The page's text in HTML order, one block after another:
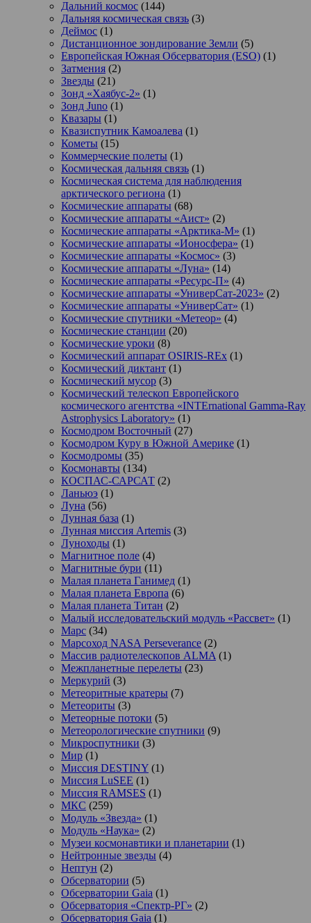
Дальний космос (144)
Дальняя космическая связь (3)
Деймос (1)
Дистанционное зондирование Земли (5)
Европейская Южная Обсерватория (ESO) (1)
Затмения (2)
Звезды (21)
Зонд «Хаябус-2» (1)
Зонд Juno (1)
Квазары (1)
Квазиспутник Камоалева (1)
Кометы (15)
Коммерческие полеты (1)
Космическая дальняя связь (1)
Космическая система для наблюдения
арктического региона (1)
Космические аппараты (68)
Космические аппараты «Аист» (2)
Космические аппараты «Арктика-М» (1)
Космические аппараты «Ионосфера» (1)
Космические аппараты «Космос» (3)
Космические аппараты «Луна» (14)
Космические аппараты «Ресурс-П» (4)
Космические аппараты «УниверСат-2023» (2)
Космические аппараты «УниверСат» (1)
Космические спутники «Метеор» (4)
Космические станции (20)
Космические уроки (8)
Космический аппарат OSIRIS-REx (1)
Космический диктант (1)
Космический мусор (3)
Космический телескоп Европейского
космического агентства «INTErnational Gamma-Ray
Astrophysics Laboratory» (1)
Космодром Восточный (27)
Космодром Куру в Южной Америке (1)
Космодромы (35)
Космонавты (134)
КОСПАС-САРСАТ (2)
Ланьюэ (1)
Луна (56)
Лунная база (1)
Лунная миссия Artemis (3)
Луноходы (1)
Магнитное поле (4)
Магнитные бури (11)
Малая планета Ганимед (1)
Малая планета Европа (6)
Малая планета Титан (2)
Малый исследовательский модуль «Рассвет» (1)
Марс (34)
Марсоход NASA Perseverance (2)
Массив радиотелескопов ALMA (1)
Межпланетные перелеты (23)
Меркурий (3)
Метеоритные кратеры (7)
Метеориты (3)
Метеорные потоки (5)
Метеорологические спутники (9)
Микроспутники (3)
Мир (1)
Миссия DESTINY (1)
Миссия LuSEE (1)
Миссия RAMSES (1)
МКС (259)
Модуль «Звезда» (1)
Модуль «Наука» (2)
Музеи космонавтики и планетарии (1)
Нейтронные звезды (4)
Нептун (2)
Обсерватории (5)
Обсерватории Gaia (1)
Обсерватория «Спектр-РГ» (2)
Обсерватория Gaia (1)